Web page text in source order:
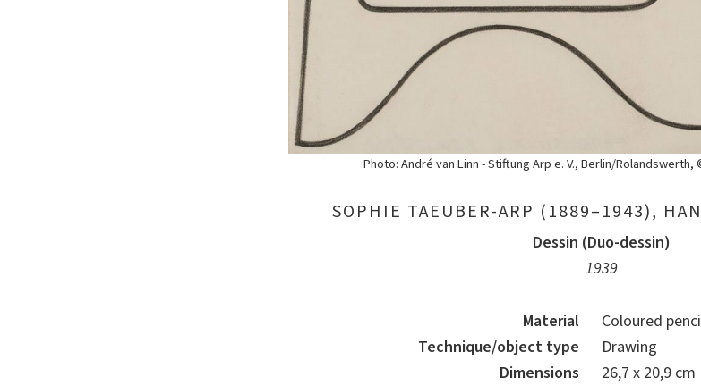
Photo: André van Linn - Stiftung Arp e. V., Berlin/Rolandswerth,
SOPHIE TAEUBER-ARP (1889–1943),
Dessin (Duo-dessin)
1939
Material
Coloured
Technique/object type
Drawing
Dimensions
26,7 x 20,9 cm